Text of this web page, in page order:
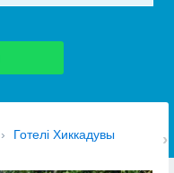
› Готелі Хиккадувы